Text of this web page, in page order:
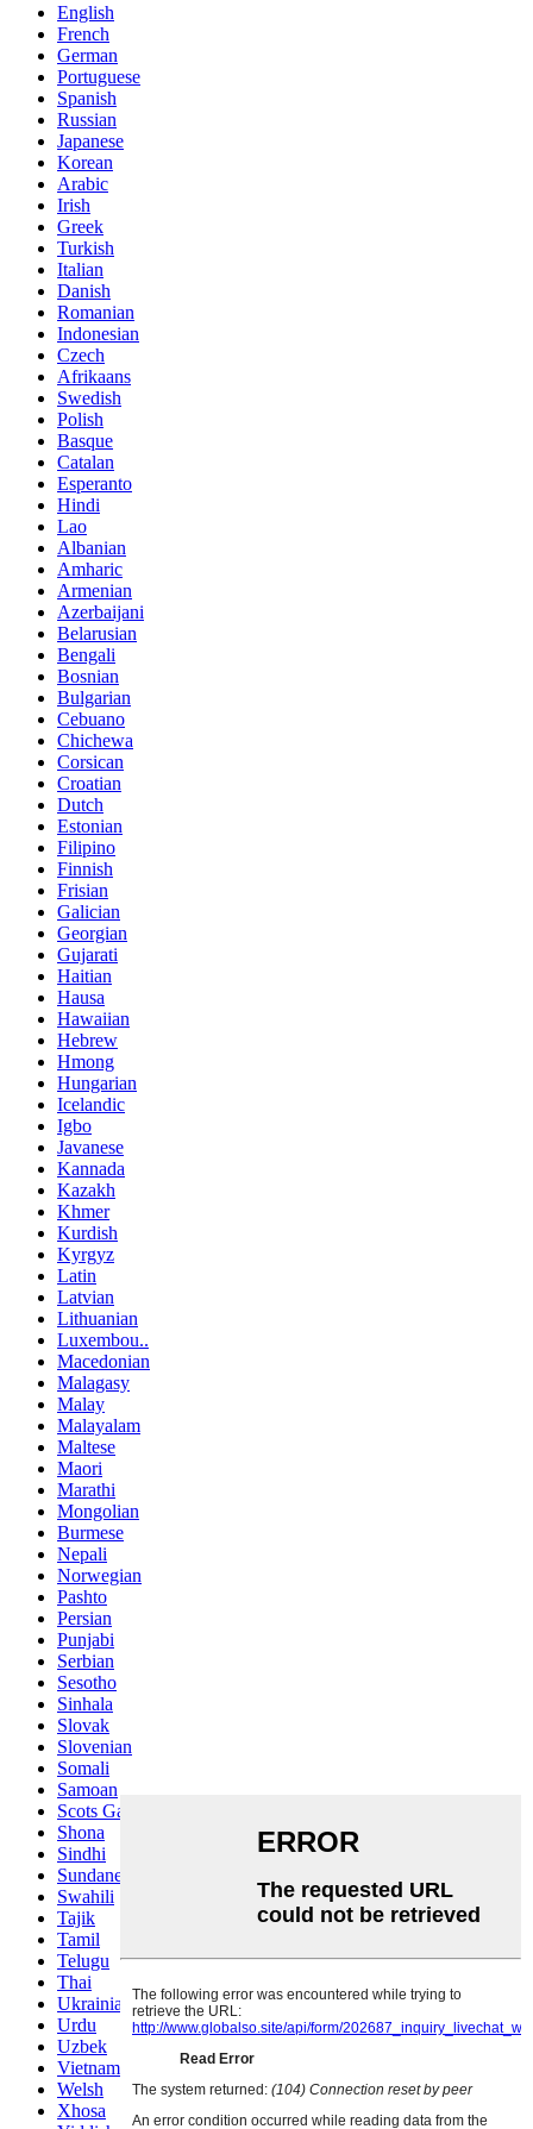
English
French
German
Portuguese
Spanish
Russian
Japanese
Korean
Arabic
Irish
Greek
Turkish
Italian
Danish
Romanian
Indonesian
Czech
Afrikaans
Swedish
Polish
Basque
Catalan
Esperanto
Hindi
Lao
Albanian
Amharic
Armenian
Azerbaijani
Belarusian
Bengali
Bosnian
Bulgarian
Cebuano
Chichewa
Corsican
Croatian
Dutch
Estonian
Filipino
Finnish
Frisian
Galician
Georgian
Gujarati
Haitian
Hausa
Hawaiian
Hebrew
Hmong
Hungarian
Icelandic
Igbo
Javanese
Kannada
Kazakh
Khmer
Kurdish
Kyrgyz
Latin
Latvian
Lithuanian
Luxembou..
Macedonian
Malagasy
Malay
Malayalam
Maltese
Maori
Marathi
Mongolian
Burmese
Nepali
Norwegian
Pashto
Persian
Punjabi
Serbian
Sesotho
Sinhala
Slovak
Slovenian
Somali
Samoan
Scots Gaelic
Shona
Sindhi
Sundanese
Swahili
Tajik
Tamil
Telugu
Thai
Ukrainian
Urdu
Uzbek
Vietnamese
Welsh
Xhosa